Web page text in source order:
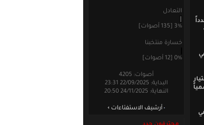
في
التعادل
3% [135 أصوات]
خسارة منتخبنا
0% [12 أصوات]
أصوات: 4205
البداية: 22/09/2025 23:31
النهاية: 24/11/2025 20:50
أرشيف الاستفتاءات